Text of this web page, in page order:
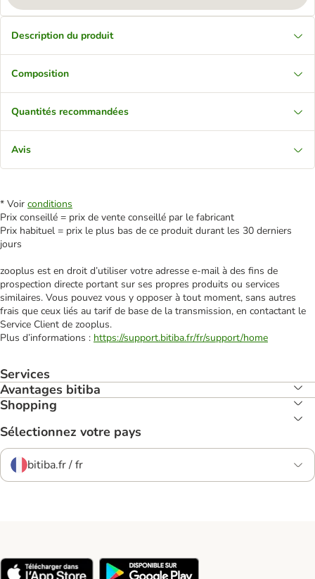
Description du produit
Composition
Quantités recommandées
Avis
* Voir conditions
Prix conseillé = prix de vente conseillé par le fabricant
Prix habituel = prix le plus bas de ce produit durant les 30 derniers
jours
zooplus est en droit d’utiliser votre adresse e‑mail à des fins de
prospection directe portant sur ses propres produits ou services
similaires. Vous pouvez vous y opposer à tout moment, sans autres
frais que ceux liés au tarif de base de la transmission, en contactant le
Service Client de zooplus.
Plus d’informations : https://support.bitiba.fr/fr/support/home
Services
Avantages bitiba
Shopping
Sélectionnez votre pays
bitiba.fr / fr